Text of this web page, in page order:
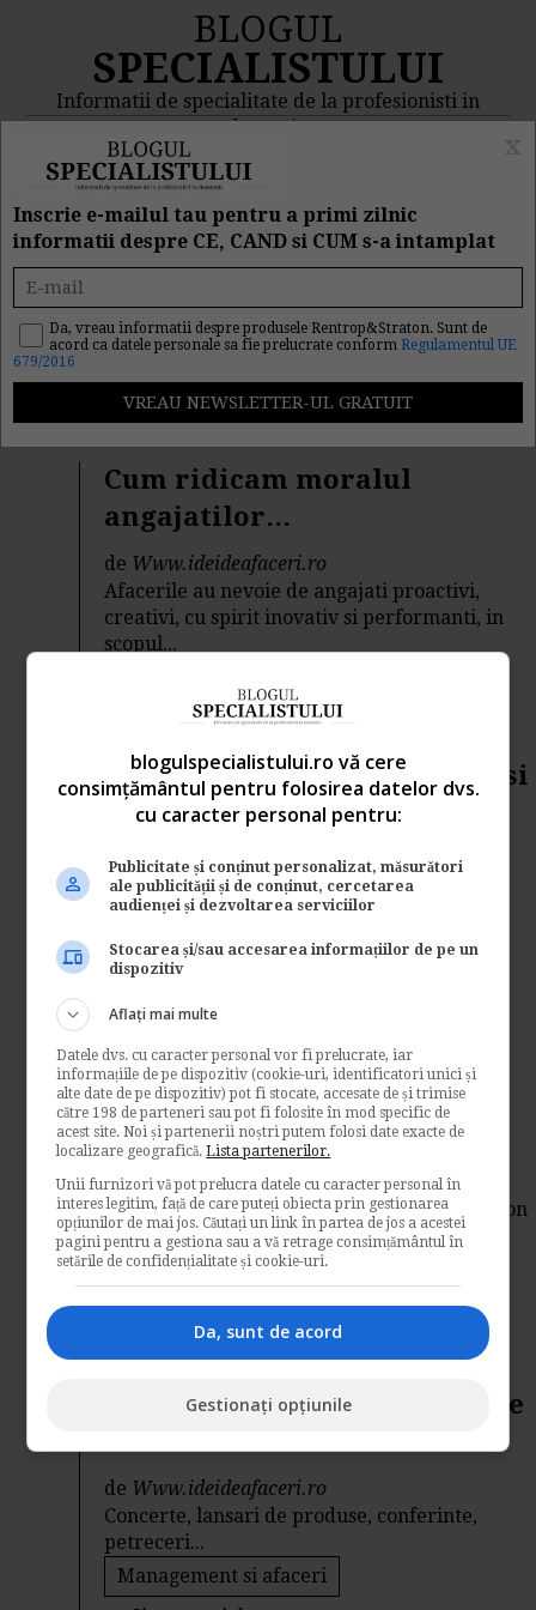
BLOGUL
SPECIALISTULUI
Informatii de specialitate de la profesionisti in
domeniu
MENIU
Rezultat cautare
"petreceri private"
Cautarea facuta dupa cuvantul/sirul de cuvinte "
private" a returnat 4 articole.
Cum ridicam moralul
angajatilor...
de Www.ideideafaceri.ro
Afacerile au nevoie de angajati proactivi,
creativi, cu spirit inovativ si performanti, in
scopul...
Citeste mai departe
3 idei de afaceri profitabile si
fara investitii initiale
deWww.ideideafaceri.ro
Multe persoane doresc sa inceapa o afacere
fara sa sa faca investitii financiare in
demararea ei....
Management si afaceri
→Citeste mai departe
6 moduri inedite de a va
promova afacerile
deZenobia Badescu
1. Costum publicitar gonflabil Cum ati
reactiona daca pe langa dvs. ar pasi un telefon
mare si...
Management si afaceri
→Citeste mai departe
Servicii de sonorizare -
comenzi intre 150 si 20.000 de
de Www.ideideafaceri.ro
Concerte, lansari de produse, conferinte,
petreceri...
Management si afaceri
Inscrie e-mailul tau pentru a primi zilnic
informatii despre CE, CAND si CUM s-a intamplat
Da, vreau informatii despre produsele Rentrop&Straton. Sunt de
acord ca datele personale sa fie prelucrate conform Regulamentul UE
679/2016
blogulspecialistului.ro vă cere
consimțământul pentru folosirea datelor dvs.
cu caracter personal pentru:
Publicitate și conținut personalizat, măsurători
ale publicității și de conținut, cercetarea
audienței și dezvoltarea serviciilor
Stocarea și/sau accesarea informațiilor de pe un
dispozitiv
Aflați mai multe
Datele dvs. cu caracter personal vor fi prelucrate, iar
informațiile de pe dispozitiv (cookie-uri, identificatori unici și
alte date de pe dispozitiv) pot fi stocate, accesate de și trimise
către 198 de parteneri sau pot fi folosite în mod specific de
acest site. Noi și partenerii noștri putem folosi date exacte de
localizare geografică.Lista partenerilor.
Unii furnizori vă pot prelucra datele cu caracter personal în
interes legitim, față de care puteți obiecta prin gestionarea
opțiunilor de mai jos. Căutați un link în partea de jos a acestei
pagini pentru a gestiona sau a vă retrage consimțământul în
setările de confidențialitate și cookie-uri.
Da, sunt de acord
Gestionați opțiunile